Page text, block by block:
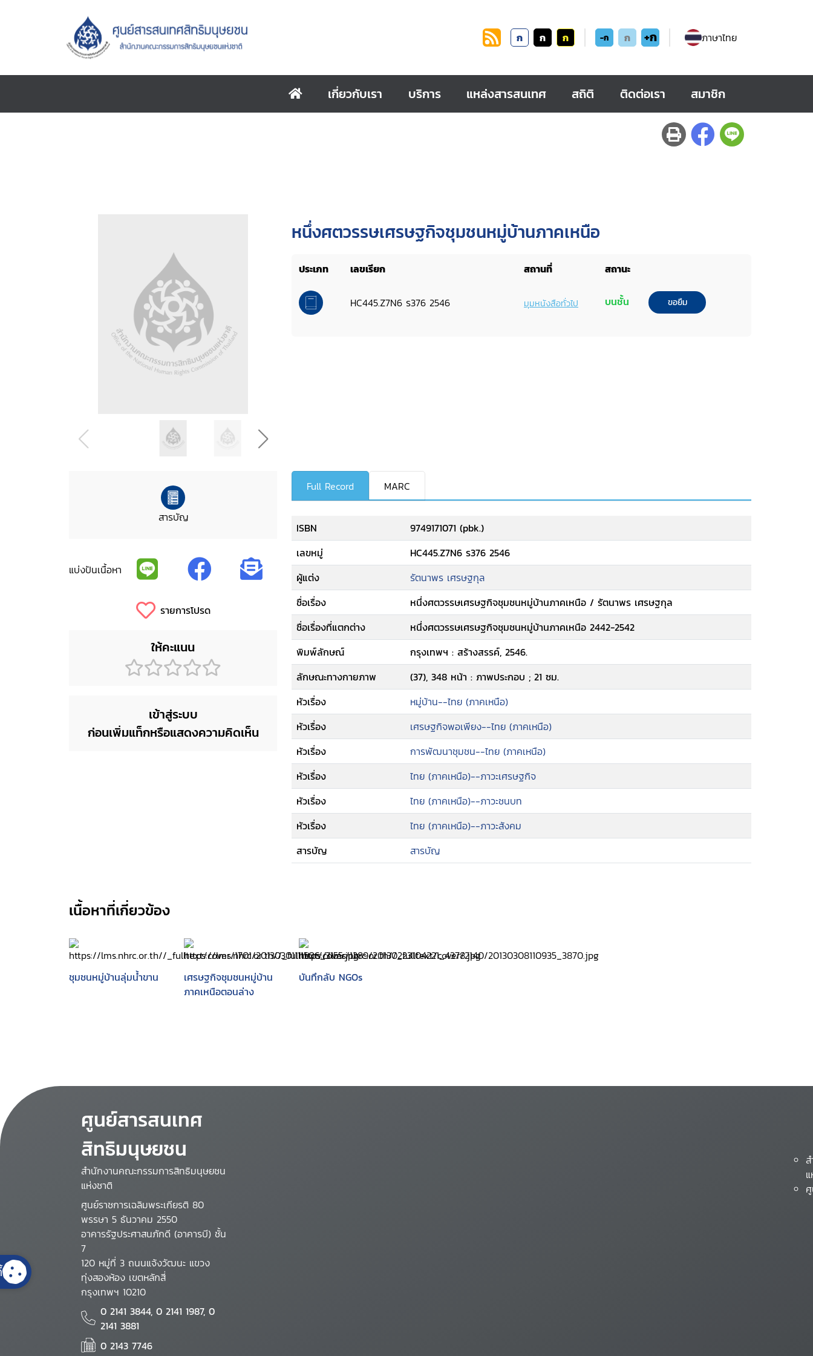
ก ก ก -ก ก +ก ภาษาไทย
เกี่ยวกับเรา บริการ แหล่งสารสนเทศ สถิติ ติดต่อเรา สมาชิก
หนึ่งศตวรรษเศรษฐกิจชุมชนหมู่บ้านภาคเหนือ
ประเภท เลขเรียก สถานที่ สถานะ
HC445.Z7N6 ร376 2546 มุมหนังสือทั่วไป บนชั้น ขอยืม
สารบัญ
แบ่งปันเนื้อหา
รายการโปรด
ให้คะแนน
เข้าสู่ระบบ
ก่อนเพิ่มแท็กหรือแสดงความคิดเห็น
Full Record MARC
ISBN
9749171071 (pbk.)
เลขหมู่
HC445.Z7N6 ร376 2546
ผู้แต่ง
รัตนาพร เศรษฐกุล
ชื่อเรื่อง
หนึ่งศตวรรษเศรษฐกิจชุมชนหมู่บ้านภาคเหนือ / รัตนาพร เศรษฐกุล
ชื่อเรื่องที่แตกต่าง
หนึ่งศตวรรษเศรษฐกิจชุมชนหมู่บ้านภาคเหนือ 2442-2542
พิมพ์ลักษณ์
กรุงเทพฯ : สร้างสรรค์, 2546.
ลักษณะทางกายภาพ
(37), 348 หน้า : ภาพประกอบ ; 21 ซม.
หัวเรื่อง
หมู่บ้าน--ไทย (ภาคเหนือ)
หัวเรื่อง
เศรษฐกิจพอเพียง--ไทย (ภาคเหนือ)
หัวเรื่อง
การพัฒนาชุมชน--ไทย (ภาคเหนือ)
หัวเรื่อง
ไทย (ภาคเหนือ)--ภาวะเศรษฐกิจ
หัวเรื่อง
ไทย (ภาคเหนือ)--ภาวะชนบท
หัวเรื่อง
ไทย (ภาคเหนือ)--ภาวะสังคม
สารบัญ
สารบัญ
เนื้อหาที่เกี่ยวข้อง
ชุมชนหมู่บ้านลุ่มน้ำขาน
เศรษฐกิจชุมชนหมู่บ้าน
ภาคเหนือตอนล่าง
บันทึกลับ NGOs
ศูนย์สารสนเทศ
สิทธิมนุษยชน
สำนักงานคณะกรรมการสิทธิมนุษยชน
แห่งชาติ
ศูนย์ราชการเฉลิมพระเกียรติ 80
พรรษา 5 ธันวาคม 2550
อาคารรัฐประศาสนภักดี (อาคารบี) ชั้น
7
120 หมู่ที่ 3 ถนนแจ้งวัฒนะ แขวง
ทุ่งสองห้อง เขตหลักสี่
กรุงเทพฯ 10210
0 2141 3844, 0 2141 1987, 0
2141 3881
0 2143 7746